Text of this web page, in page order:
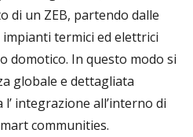
di un ZEB, partendo dalle
termici ed elettrici
domotico. In questo modo si
globale e dettagliata
l’ integrazione all’interno di
communities.